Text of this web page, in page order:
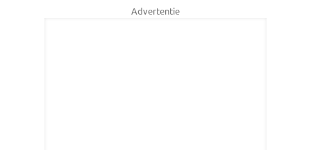
Advertentie